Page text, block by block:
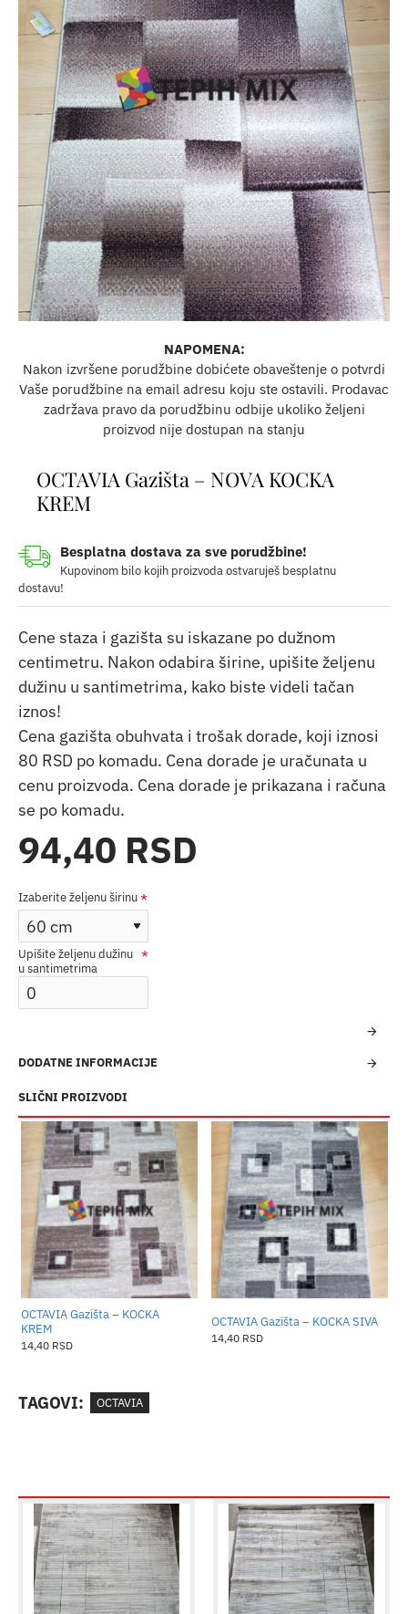
NAPOMENA:
Nakon izvršene porudžbine dobićete obaveštenje o potvrdi
Vaše porudžbine na email adresu koju ste ostavili. Prodavac
zadržava pravo da porudžbinu odbije ukoliko željeni
proizvod nije dostupan na stanju
OCTAVIA Gazišta – NOVA KOCKA
KREM
Besplatna dostava za sve porudžbine!
Kupovinom bilo kojih proizvoda ostvaruješ besplatnu
dostavu!
Cene staza i gazišta su iskazane po dužnom
centimetru. Nakon odabira širine, upišite željenu
dužinu u santimetrima, kako biste videli tačan
iznos!
Cena gazišta obuhvata i trošak dorade, koji iznosi
80 RSD po komadu. Cena dorade je uračunata u
cenu proizvoda. Cena dorade je prikazana i računa
se po komadu.
94,40 RSD
Izaberite željenu širinu
Upišite željenu dužinu
u santimetrima
SLIČNI PROIZVODI
OCTAVIA Gazišta – KOCKA
KREM
14,40 RSD
OCTAVIA Gazišta – KOCKA SIVA
14,40 RSD
DODATNE INFORMACIJE
TAGOVI: OCTAVIA